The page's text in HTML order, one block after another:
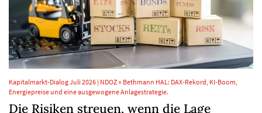
Kapitalmarkt-Dialog Juli 2026 | NDOZ × Bethmann HAL: DAX-Rekord, KI-Boom,
Energiepreise und eine ausgewogene Anlagestrategie.
Die Risiken streuen, wenn die Lage